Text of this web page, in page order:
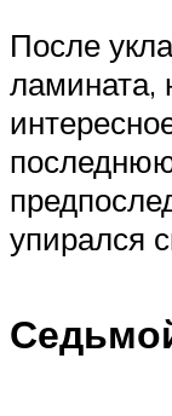
После
ламината,
упирался